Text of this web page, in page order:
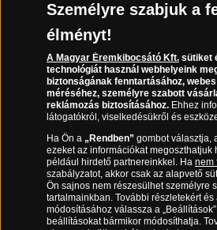
06 80 888 889
(díjmentesen hívható hétfőtől csütörtökig
péntekenként 9.00 és 15.00 óra között)
Személyre szabjuk a
élményt!
A Magyar Éremkibocsátó Kft.sütiket
technológiát használ webhelyeink
biztonságának fenntartásához,
méréséhez, személyre szabott
reklámozás biztosításához.Ehhez
látogatókról, viselkedésükről és
Ha Ön a „Rendben”gombot választja,
ezeket az információkat megoszthatjuk
például hirdető partnereinkkel. Ha nem
szabályzatot, akkor csak az alapvető
Ön sajnos nem részesülhet személyre
tartalmainkban. További részletekért
módosításához válassza a
beállításokat bármikor módosíthatja.